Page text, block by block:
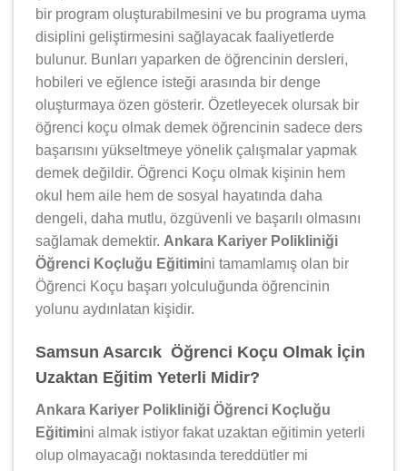
bir program oluşturabilmesini ve bu programa uyma
disiplini geliştirmesini sağlayacak faaliyetlerde
bulunur. Bunları yaparken de öğrencinin dersleri,
hobileri ve eğlence isteği arasında bir denge
oluşturmaya özen gösterir. Özetleyecek olursak bir
öğrenci koçu olmak demek öğrencinin sadece ders
başarısını yükseltmeye yönelik çalışmalar yapmak
demek değildir. Öğrenci Koçu olmak kişinin hem
okul hem aile hem de sosyal hayatında daha
dengeli, daha mutlu, özgüvenli ve başarılı olmasını
sağlamak demektir. Ankara Kariyer Polikliniği
Öğrenci Koçluğu Eğitimini tamamlamış olan bir
Öğrenci Koçu başarı yolculuğunda öğrencinin
yolunu aydınlatan kişidir.
Samsun Asarcık Öğrenci Koçu Olmak İçin
Uzaktan Eğitim Yeterli Midir?
Ankara Kariyer Polikliniği Öğrenci Koçluğu
Eğitimini almak istiyor fakat uzaktan eğitimin yeterli
olup olmayacağı noktasında tereddütler mi